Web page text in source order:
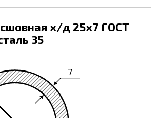
х/д 25х7 ГОСТ
35
7